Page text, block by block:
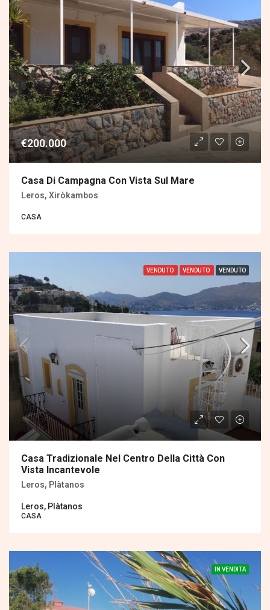
€200.000
Casa Di Campagna Con Vista Sul Mare
Leros, Xiròkambos
CASA
VENDUTO VENDUTO VENDUTO
Casa Tradizionale Nel Centro Della Città Con
Vista Incantevole
Leros, Plàtanos
Leros, Plàtanos
CASA
IN VENDITA